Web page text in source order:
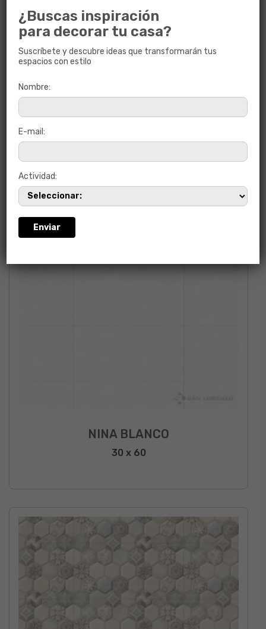
NINA BLANCO
30 x 60
¿Buscas inspiración
para decorar tu casa?
Suscríbete y descubre ideas que transformarán tus
espacios con estilo
Nombre:
E-mail:
Actividad: